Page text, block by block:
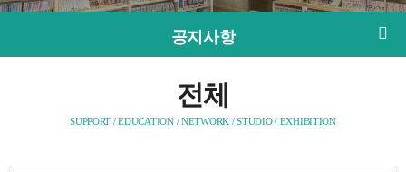
공지사항
전체
SUPPORT / EDUCATION / NETWORK / STUDIO / EXHIBITION